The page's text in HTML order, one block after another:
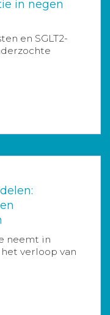
in negen
en SGLT2-
neemt in
verloop van